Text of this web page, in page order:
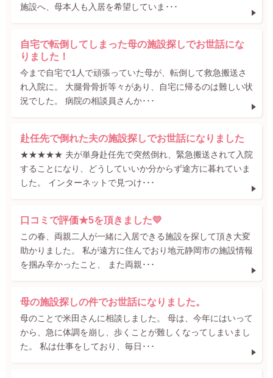
施設へ、母本人も入居を希望していま･･･
自宅で転倒してしまった母の施設探しでお世話にな
りました！
今まで自宅で1人で頑張っていた母が、転倒して救急搬送さ
れ入院に。 大腿骨骨折等々があり、自宅に帰るのは難しい状
況でした。 病院の相談員さんか･･･
赴任先で倒れた夫の施設探しでお世話になりました
★★★★★ 夫が単身赴任先で突然倒れ、緊急搬送されて入院
することになり、どうしていいか分からず途方に暮れていま
した。 インターネットで見つけ･･･
口コミで評価★5を頂きました💛
この春、両親二人が一緒に入居できる施設を探して頂き大変
助かりました。 私が遠方に住んでおり地元静岡市の施設情報
を掴み辛かったこと、 また両親･･･
母の施設探しの件でお世話になりました。
母のことで米田さんに相談しました。 母は、今年にはいって
から、急に体調を崩し、歩くことが難しくなってしまいまし
た。 私は仕事をしており、毎日･･･